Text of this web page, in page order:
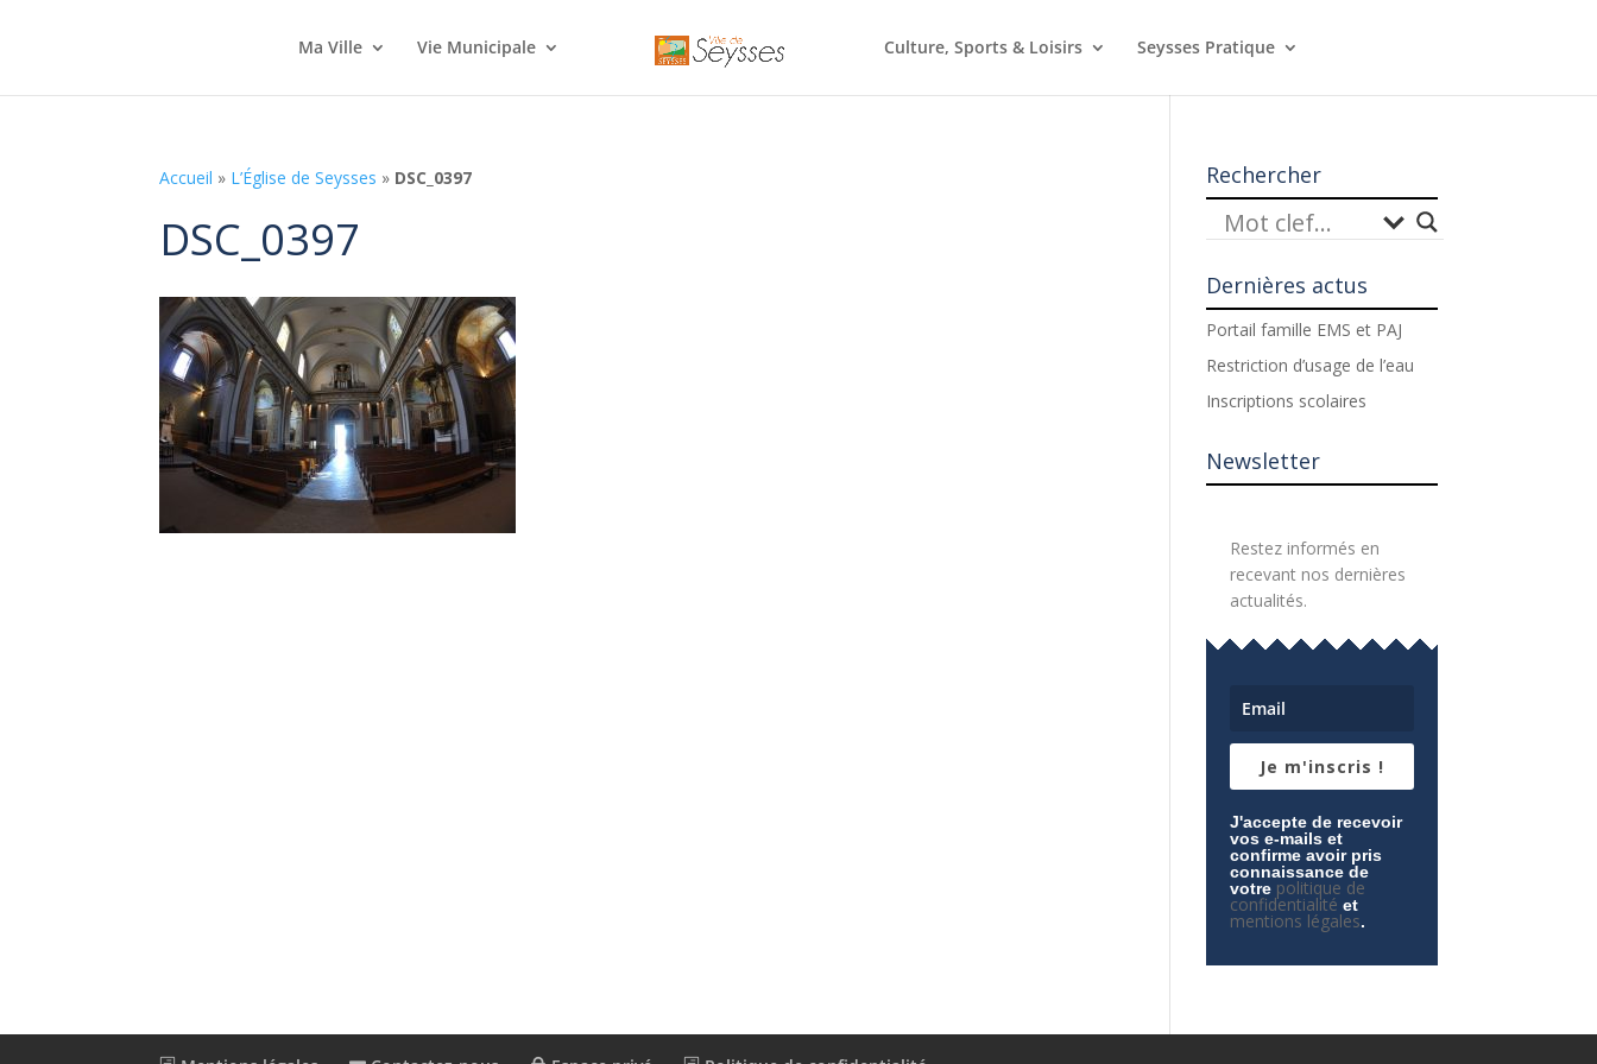
Ma Ville Vie Municipale Culture, Sports & Loisirs Seysses Pratique
Accueil » L’Église de Seysses » DSC_0397
DSC_0397
Rechercher
Dernières actus
Portail famille EMS et PAJ
Restriction d’usage de l’eau
Inscriptions scolaires
Newsletter
Restez informés en
recevant nos dernières
actualités.
Je m'inscris !
J'accepte de recevoir
vos e-mails et
confirme avoir pris
connaissance de
votre politique de
confidentialité et
mentions légales.